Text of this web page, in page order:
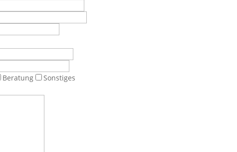
Beratung
Sonstiges